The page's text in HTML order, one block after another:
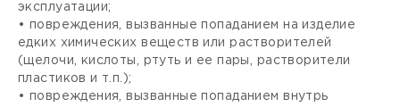
эксплуатации;
• повреждения, вызванные попаданием на изделие
едких химических веществ или растворителей
(щелочи, кислоты, ртуть и ее пары, растворители
пластиков и т.п.);
• повреждения, вызванные попаданием внутрь